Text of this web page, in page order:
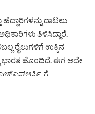
ಹೆದ್ದಾರಿಗಳನ್ನು ದಾಟಲು
ತಿಳಿಸಿದ್ದಾರೆ.
ರೈಲುಗಳಿಗೆ ಉಕ್ಕಿನ
ಭಾರತ ಹೊಂದಿದೆ. ಈಗ ಅದೇ
ಗೆ